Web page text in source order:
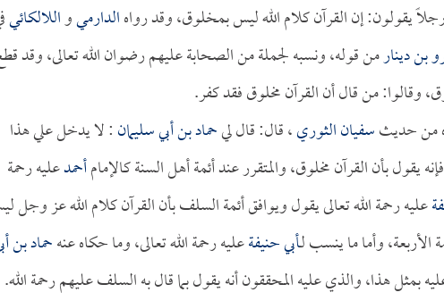
يقولون: إن القرآن كلام الله ليس بمخلوق، وقد رواهالدارميواللالكائي
بن دينارمن قوله، ونسبه لجملة من الصحابة عليهم رضوان الله تعالى، وقد
وقالوا: من قال أن القرآن مخلوق فقد كفر.
من حديثسفيان الثوري، قال: قال ليحماد بن أبي سليمان: لا يدخل علي هذا
يقول بأن القرآن مخلوق، والمتقرر عند أئمة أهل السنة كالإمامأحمدعليه رحمة
عليه رحمة الله تعالى يقول ويوافق أئمة السلف بأن القرآن كلام الله عز وجل
وأما ما ينسب لـأبي حنيفةعليه رحمة الله تعالى، وما حكاه عنهحماد بن
بمثل هذا، والذي عليه المحققون أنه يقول بما قال به السلف عليهم رحمة الله.